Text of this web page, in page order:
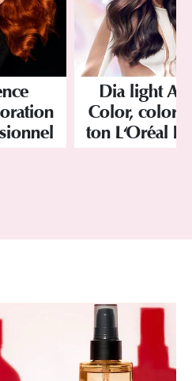
Dia light
Color,
ton L'Oréal